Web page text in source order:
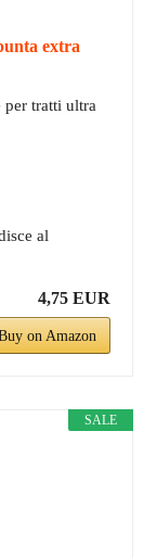
extra
per tratti ultra
al
4,75 EUR
on Amazon
SALE